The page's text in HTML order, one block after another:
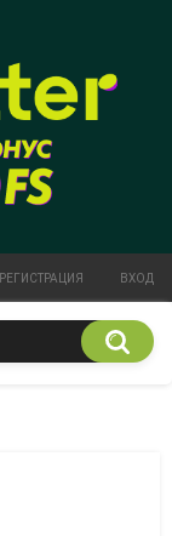
РЕГИСТРАЦИЯ ВХОД